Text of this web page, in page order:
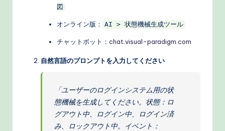
図
オンライン版： AI > 状態機械生成ツール
チャットボット： chat.visual-paradigm.com
自然言語のプロンプトを入力してください
「ユーザーのログインシステム用の状
態機械を生成してください。状態：ロ
グアウト中、ログイン中、ログイン済
み、ロックアウト中。イベント：